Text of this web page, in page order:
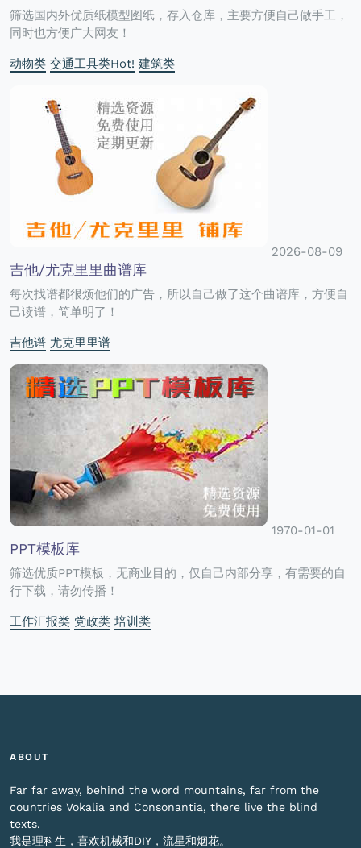
筛选国内外优质纸模型图纸，存入仓库，主要方便自己做手工，
同时也方便广大网友！
动物类 交通工具类Hot! 建筑类
2026-08-09
吉他/尤克里里曲谱库
每次找谱都很烦他们的广告，所以自己做了这个曲谱库，方便自
己读谱，简单明了！
吉他谱 尤克里里谱
1970-01-01
PPT模板库
筛选优质PPT模板，无商业目的，仅自己内部分享，有需要的自
行下载，请勿传播！
工作汇报类 党政类 培训类
ABOUT
Far far away, behind the word mountains, far from the
countries Vokalia and Consonantia, there live the blind
texts.
我是理科生，喜欢机械和DIY，流星和烟花。